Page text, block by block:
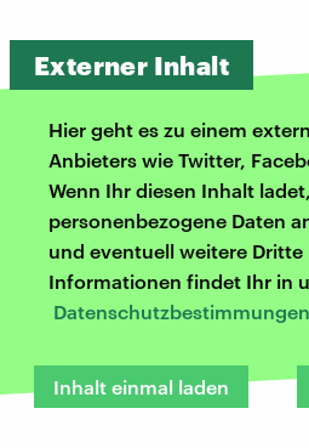
Externer Inhalt
Hier geht es zu einem
Anbieters wie Twitter,
Wenn Ihr diesen Inhalt
personenbezogene Daten
und eventuell weitere
Informationen findet Ihr in
Datenschutzbestimmungen
Inhalt einmal laden